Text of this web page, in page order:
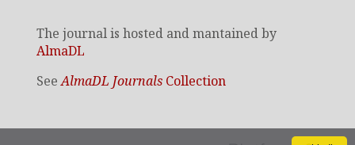
The journal is hosted and mantained by
AlmaDL
SeeAlmaDL JournalsCollection